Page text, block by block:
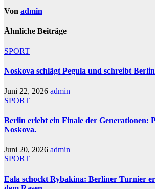
Von admin
Ähnliche Beiträge
SPORT
Noskova schlägt Pegula und schreibt
Juni 22, 2026 admin
SPORT
Berlin erlebt ein Finale der Generationen:
Noskova.
Juni 20, 2026 admin
SPORT
Eala schockt Rybakina: Berliner Turnier